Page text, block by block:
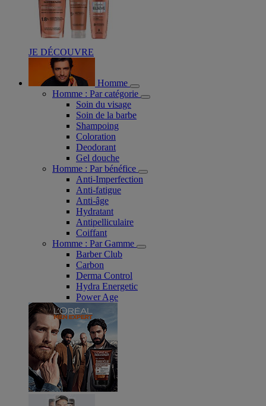
JE DÉCOUVRE
Homme
Homme : Par catégorie
Soin du visage
Soin de la barbe
Shampoing
Coloration
Deodorant
Gel douche
Homme : Par bénéfice
Anti-Imperfection
Anti-fatigue
Anti-âge
Hydratant
Antipelliculaire
Coiffant
Homme : Par Gamme
Barber Club
Carbon
Derma Control
Hydra Energetic
Power Age